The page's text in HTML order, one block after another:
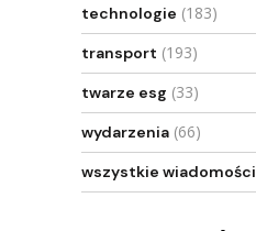
technologie (183)
transport (193)
twarze esg (33)
wydarzenia (66)
wszystkie wiadomości